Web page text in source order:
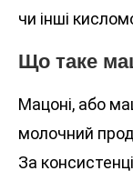
чи інші
Що таке
Мацоні, або
молочний
За